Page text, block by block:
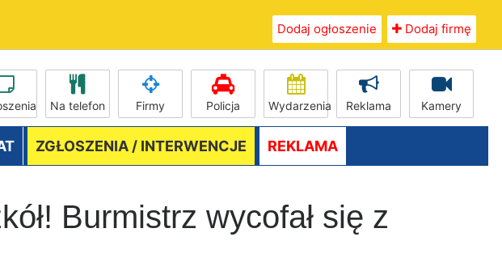
Dodaj ogłoszenie Dodaj firmę
Na telefon Firmy Policja Wydarzenia Reklama Kamery
ZGŁOSZENIA / INTERWENCJE REKLAMA
Burmistrz wycofał się z